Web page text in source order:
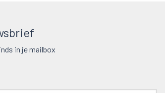
in je mailbox